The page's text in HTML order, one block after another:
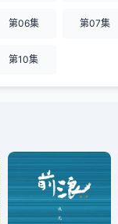
第06集 第07集
第10集